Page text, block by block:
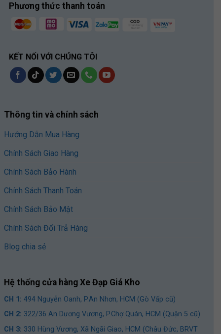
Phương thức thanh toán
KẾT NỐI VỚI CHÚNG TÔI
Thông tin và chính sách
Hướng Dẫn Mua Hàng
Chính Sách Giao Hàng
Chính Sách Bảo Hành
Chính Sách Thanh Toán
Chính Sách Bảo Mật
Chính Sách Đổi Trả Hàng
Blog chia sẻ
Hệ thống cửa hàng Xe Đạp Giá Kho
CH 1: 494 Nguyễn Oanh, P.An Nhơn, HCM (Gò Vấp cũ)
CH 2: 322/36 An Dương Vương, P.Chợ Quán, HCM (Quận 5 cũ)
CH 3: 330 Hùng Vương, Xã Ngãi Giao, HCM (Châu Đức, BRVT